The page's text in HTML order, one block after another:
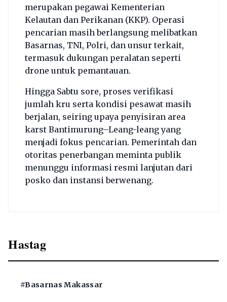
merupakan pegawai Kementerian
Kelautan dan Perikanan (KKP). Operasi
pencarian masih berlangsung melibatkan
Basarnas, TNI, Polri, dan unsur terkait,
termasuk dukungan peralatan seperti
drone untuk pemantauan.
Hingga Sabtu sore, proses verifikasi
jumlah kru serta kondisi pesawat masih
berjalan, seiring upaya penyisiran area
karst Bantimurung–Leang-leang yang
menjadi fokus pencarian. Pemerintah dan
otoritas penerbangan meminta publik
menunggu informasi resmi lanjutan dari
posko dan instansi berwenang.
Hastag
#Basarnas Makassar